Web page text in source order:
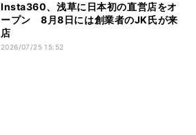
Insta360、浅草に日本初の直営店をオ
ープン 8月8日には創業者のJK氏が来
店
2026/07/25 15:52